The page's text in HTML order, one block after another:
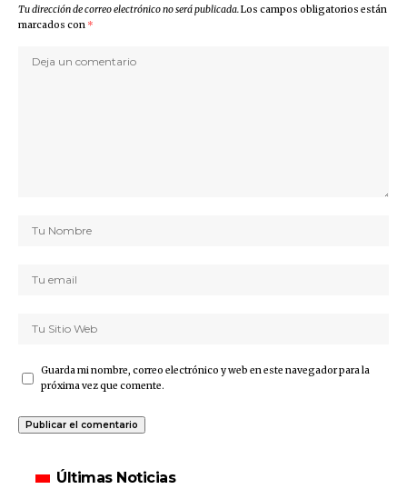
Tu dirección de correo electrónico no será publicada.Los campos obligatorios están
marcados con *
Guarda mi nombre, correo electrónico y web en este navegador para la
próxima vez que comente.
Últimas Noticias